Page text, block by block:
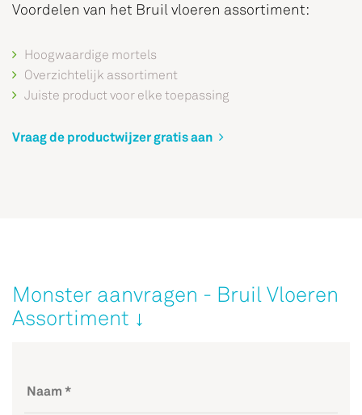
Voordelen van het Bruil vloeren assortiment:
Hoogwaardige mortels
Overzichtelijk assortiment
Juiste product voor elke toepassing
Vraag de productwijzer gratis aan
Monster aanvragen - Bruil Vloeren
Assortiment ↓